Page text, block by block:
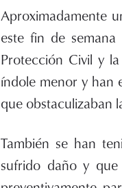
Aproximadamente
este fin de
Protección Civil y
índole menor y han
que obstaculizaban
También se han
sufrido daño y